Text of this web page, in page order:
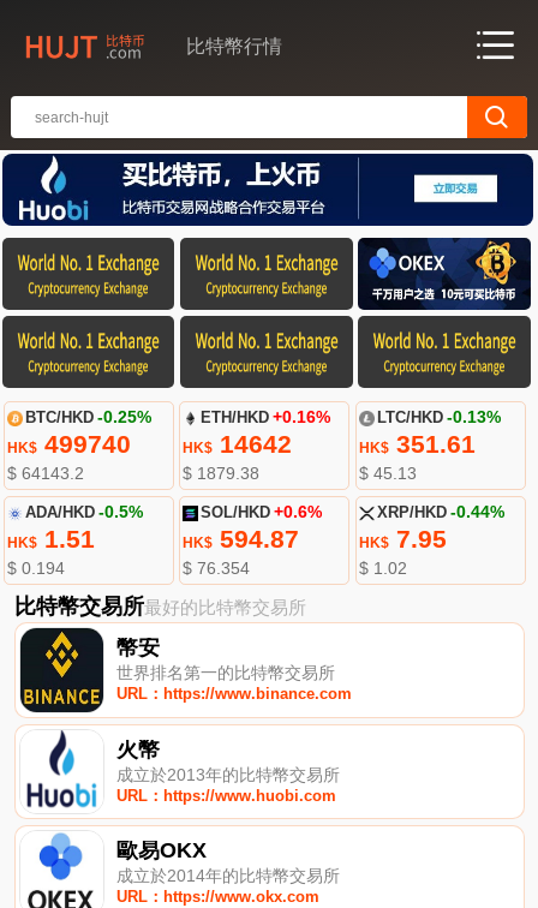
比特幣行情
BTC/HKD -0.25%
HK$499740
$ 64143.2
ETH/HKD +0.16%
HK$ 14642
$ 1879.38
LTC/HKD -0.13%
HK$351.61
$ 45.13
ADA/HKD -0.5%
HK$1.51
$ 0.194
SOL/HKD +0.6%
HK$ 594.87
$ 76.354
XRP/HKD -0.44%
HK$7.95
$ 1.02
比特幣交易所最好的比特幣交易所
幣安
世界排名第一的比特幣交易所
URL：https://www.binance.com
火幣
成立於2013年的比特幣交易所
URL：https://www.huobi.com
歐易OKX
成立於2014年的比特幣交易所
URL：https://www.okx.com